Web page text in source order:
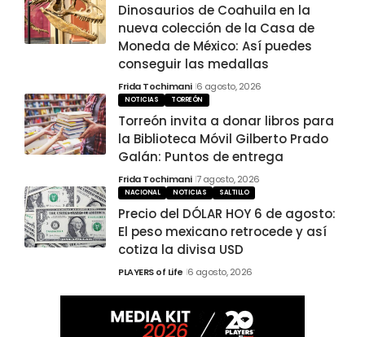
Dinosaurios de Coahuila en la
nueva colección de la Casa de
Moneda de México: Así puedes
conseguir las medallas
Frida Tochimani 6 agosto, 2026
NOTICIAS TORREÓN
Torreón invita a donar libros para
la Biblioteca Móvil Gilberto Prado
Galán: Puntos de entrega
Frida Tochimani 7 agosto, 2026
NACIONAL NOTICIAS SALTILLO
Precio del DÓLAR HOY 6 de agosto:
El peso mexicano retrocede y así
cotiza la divisa USD
PLAYERS of Life 6 agosto, 2026